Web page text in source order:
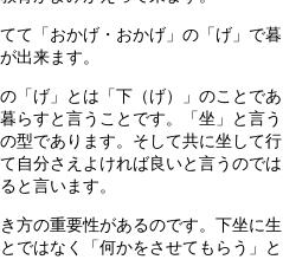
て「おかげ・おかげ」の「げ」で暮
出来ます。
「げ」とは「下（げ）」のことであ
らすと言うことです。「坐」と言う
型であります。そして共に坐して行
自分さえよければ良いと言うのでは
と言います。
方の重要性があるのです。下坐に生
ではなく「何かをさせてもらう」と